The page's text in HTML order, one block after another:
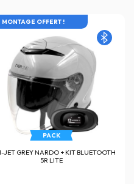
PRIX EN ROUE LIBRE
MONTAGE OFFERT !
PACK
JET GREY NARDO + KIT BLUETOOTH
5R LITE